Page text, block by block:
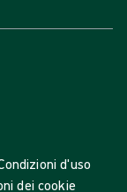
d'uso
dei cookie